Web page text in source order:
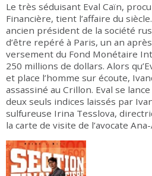
Le très séduisant Eval Caïn,
Financière, tient l’affaire du
ancien président de la société
d’être repéré à Paris, un an
versement du Fond Monétaire
250 millions de dollars. Alors
et place l’homme sur écoute,
assassiné au Crillon. Eval se
deux seuls indices laissés par
sulfureuse Irina Tesslova,
la carte de visite de l’avocate